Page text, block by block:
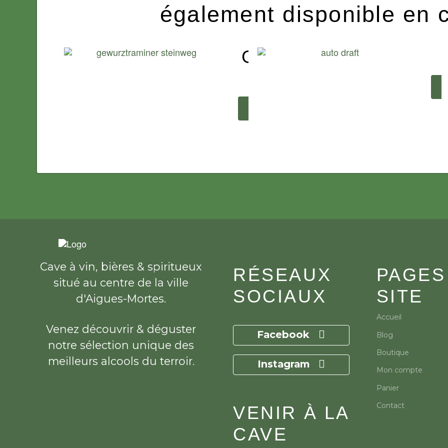
également disponible en
Gewurztraminer
Cave à vin, bières & spiritueux
situé au centre de la ville
d'Aigues-Mortes.
Venez découvrir & déguster
notre sélection unique des
meilleurs alcools du terroir.
RÉSEAUX
SOCIAUX
Facebook
Instagram
VENIR À LA
CAVE
SITE
Accueil
Blog
Boutique
Mon compte
Panier
Contact